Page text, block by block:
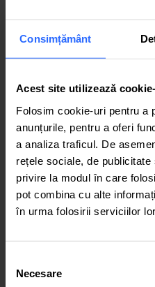
Consimțământ
Acest site utilizează
Folosim cookie-uri pentru a
anunțurile, pentru a oferi
a analiza traficul. De
rețele sociale, de
privire la modul în care
pot combina cu alte
în urma folosirii serviciilor lor.
consimțământului
Necesare
IP Telefonie
VPS/VDS
Suport